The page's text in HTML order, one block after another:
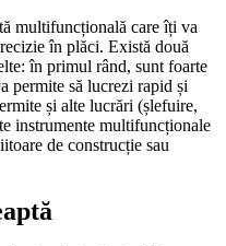
multifuncțională care îți va
în plăci. Există două
în primul rând, sunt foarte
permite să lucrezi rapid și
și alte lucrări (șlefuire,
instrumente multifuncționale
de construcție sau